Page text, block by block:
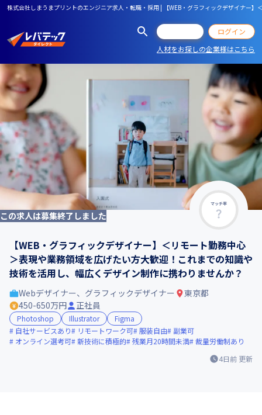
株式会社しまうまプリントのエンジニア求人・転職・採用 | 【WEB・グラフィックデザイナー
ログイン
人材をお探しの企業様はこちら
マッチ率
この求人は募集終了しました
【WEB・グラフィックデザイナー】＜リモート勤務中心
＞表現や業務領域を広げたい方大歓迎！これまでの知識や
技術を活用し、幅広くデザイン制作に携わりませんか？
4日前 更新
Webデザイナー、グラフィックデザイナー
東京都
450-650万円
正社員
Photoshop Illustrator
Figma
自社サービスあり
リモートワーク可 服装自由
副業可
オンライン選考可 新技術に積極的 残業月20時間未満 裁量労働制あり